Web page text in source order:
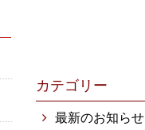
カテゴリー
最新のお知らせ